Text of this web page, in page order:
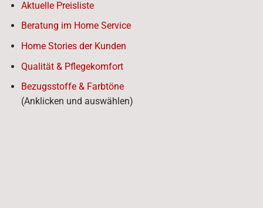
Aktuelle Preisliste
Beratung im Home Service
Home Stories der Kunden
Qualität & Pflegekomfort
Bezugsstoffe & Farbtöne
(Anklicken und auswählen)